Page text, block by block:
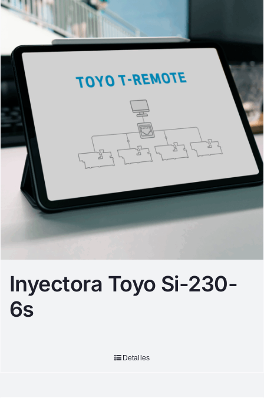
Inyectora Toyo Si-230-
6s
Detalles